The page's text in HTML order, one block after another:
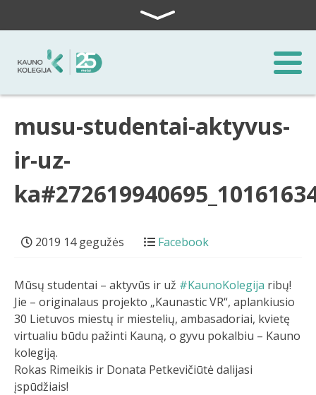
musu-studentai-aktyvus-
ir-uz-
2019 14 gegužės Facebook
Mūsų studentai – aktyvūs ir už #KaunoKolegija ribų!
Jie – originalaus projekto „Kaunastic VR“, aplankiusio
30 Lietuvos miestų ir miestelių, ambasadoriai, kvietę
virtualiu būdu pažinti Kauną, o gyvu pokalbiu – Kauno
kolegiją.
Rokas Rimeikis ir Donata Petkevičiūtė dalijasi
įspūdžiais!